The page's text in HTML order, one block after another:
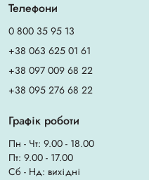
Телефони
0 800 35 95 13
+38 063 625 01 61
+38 097 009 68 22
+38 095 276 68 22
Графік роботи
Пн - Чт: 9.00 - 18.00
Пт: 9.00 - 17.00
Сб - Нд: вихідні